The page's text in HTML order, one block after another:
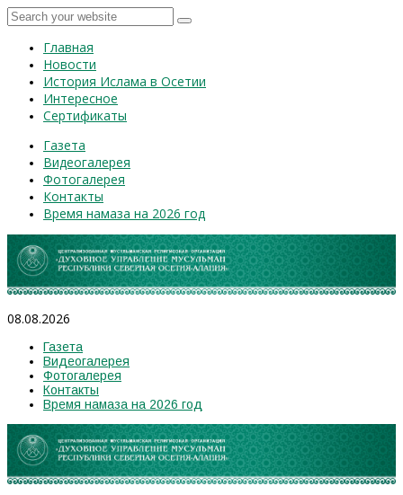
Главная
Новости
История Ислама в Осетии
Интересное
Сертификаты
Газета
Видеогалерея
Фотогалерея
Контакты
Время намаза на 2026 год
08.08.2026
Газета
Видеогалерея
Фотогалерея
Контакты
Время намаза на 2026 год